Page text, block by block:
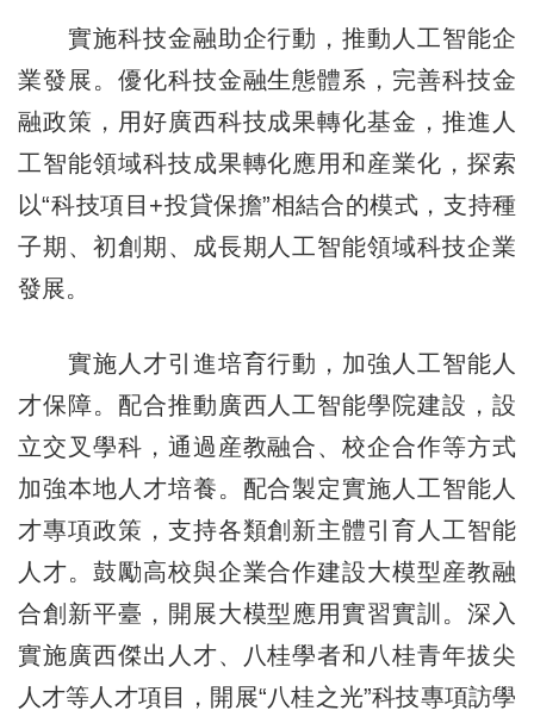
實施科技金融助企行動，推動人工智能企
業發展。優化科技金融生態體系，完善科技金
融政策，用好廣西科技成果轉化基金，推進人
工智能領域科技成果轉化應用和産業化，探索
以“科技項目+投貸保擔”相結合的模式，支持種
子期、初創期、成長期人工智能領域科技企業
發展。
實施人才引進培育行動，加強人工智能人
才保障。配合推動廣西人工智能學院建設，設
立交叉學科，通過産教融合、校企合作等方式
加強本地人才培養。配合製定實施人工智能人
才專項政策，支持各類創新主體引育人工智能
人才。鼓勵高校與企業合作建設大模型産教融
合創新平臺，開展大模型應用實習實訓。深入
實施廣西傑出人才、八桂學者和八桂青年拔尖
人才等人才項目，開展“八桂之光”科技專項訪學